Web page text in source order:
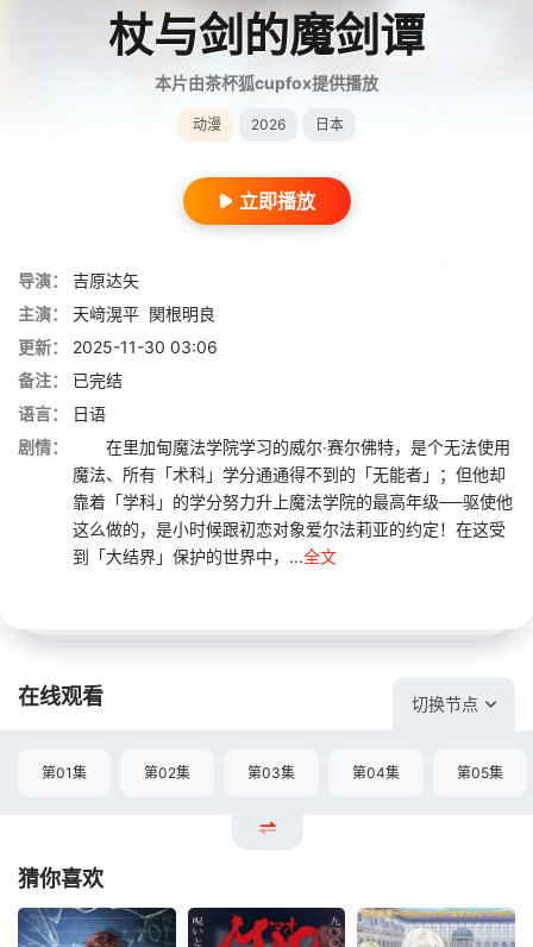
杖与剑的魔剑谭
本片由茶杯狐cupfox提供播放
动漫 2026 日本
立即播放
导演：
吉原达矢
主演：
天﨑滉平 関根明良
更新：
2025-11-30 03:06
备注：
已完结
语言：
日语
剧情：
在里加甸魔法学院学习的威尔‧赛尔佛特，是个无法使用
魔法、所有「术科」学分通通得不到的「无能者」；但他却
靠着「学科」的学分努力升上魔法学院的最高年级──驱使他
这么做的，是小时候跟初恋对象爱尔法莉亚的约定！在这受
到「大结界」保护的世界中，...全文
在线观看 切换节点
第01集 第02集 第03集 第04集 第05集
猜你喜欢